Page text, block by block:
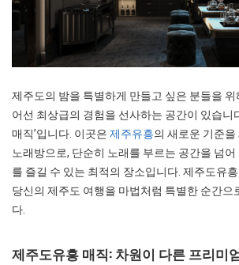
제주도의 밤을 특별하게 만들고 싶은 분들을 위
어선 최상급의 경험을 선사하는 공간이 있습니
매직’입니다. 이곳은 제주유흥의 새로운 기준
노래방으로, 단순히 노래를 부르는 공간을 넘어
를 즐길 수 있는 최적의 장소입니다. 제주도유
당신의 제주도 여행을 마법처럼 특별한 순간으
다.
제주도유흥 매직: 차원이 다른 프리미